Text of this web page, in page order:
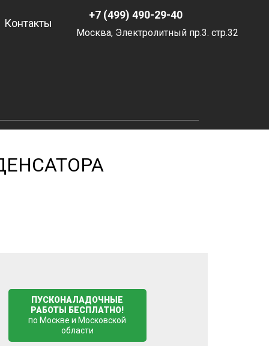
Контакты
+7 (499) 490-29-40
Москва, Электролитный пр.3. стр.32
ПУСКОНАЛАДОЧНЫЕ
РАБОТЫ БЕСПЛАТНО!
по Москве и Московской
области